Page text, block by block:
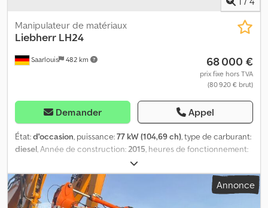
Saarlouis 482 km
Manipulateur de matériaux
Liebherr LH24
68 000 €
prix fixe hors TVA
(80 920 € brut)
Demander Appel
État:d'occasion, puissance:77 kW (104,69 ch), type de carburant:
diesel, Année de construction:2015, heures de fonctionnement:
, Domaine d'application: Construction PBV: 24.600 kg
Djdpoydah Ujfx Abxjck
Annonce